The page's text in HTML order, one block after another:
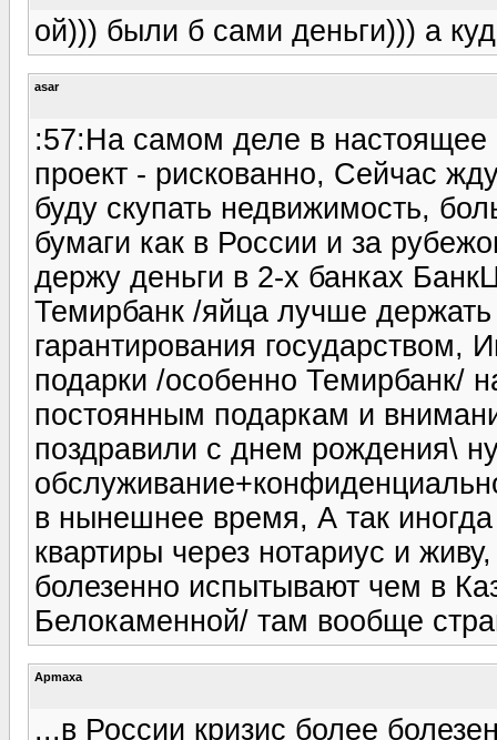
ой))) были б сами деньги))) а
asar
:57:На самом деле в настоящее
проект - рискованно, Сейчас
буду скупать недвижимость,
бумаги как в России и за
держу деньги в 2-х банках
Темирбанк /яйца лучше
гарантирования
подарки /особенно Темирбанк/
постоянным подаркам и
поздравили с днем рождения\
в нынешнее время, А так
квартиры через нотариус и
болезенно испытывают чем в
Белокаменной/ там вообще
Apmaxa
...в России кризис более